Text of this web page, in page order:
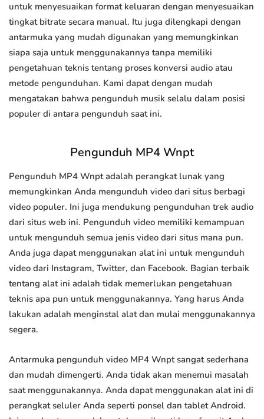
untuk menyesuaikan format keluaran dengan menyesuaikan
tingkat bitrate secara manual. Itu juga dilengkapi dengan
antarmuka yang mudah digunakan yang memungkinkan
siapa saja untuk menggunakannya tanpa memiliki
pengetahuan teknis tentang proses konversi audio atau
metode pengunduhan. Kami dapat dengan mudah
mengatakan bahwa pengunduh musik selalu dalam posisi
populer di antara pengunduh saat ini.
Pengunduh MP4 Wnpt
Pengunduh MP4 Wnpt adalah perangkat lunak yang
memungkinkan Anda mengunduh video dari situs berbagi
video populer. Ini juga mendukung pengunduhan trek audio
dari situs web ini. Pengunduh video memiliki kemampuan
untuk mengunduh semua jenis video dari situs mana pun.
Anda juga dapat menggunakan alat ini untuk mengunduh
video dari Instagram, Twitter, dan Facebook. Bagian terbaik
tentang alat ini adalah tidak memerlukan pengetahuan
teknis apa pun untuk menggunakannya. Yang harus Anda
lakukan adalah menginstal alat dan mulai menggunakannya
segera.
Antarmuka pengunduh video MP4 Wnpt sangat sederhana
dan mudah dimengerti. Anda tidak akan menemui masalah
saat menggunakannya. Anda dapat menggunakan alat ini di
perangkat seluler Anda seperti ponsel dan tablet Android.